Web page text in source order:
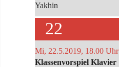
Yakhin
22
Mi, 22.5.2019, 18.00 Uhr
Klassenvorspiel Klavier